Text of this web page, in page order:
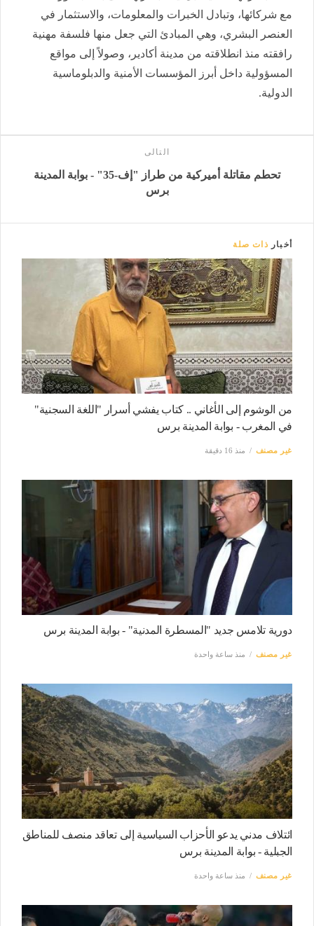
مع شركائها، وتبادل الخبرات والمعلومات، والاستثمار في
العنصر البشري، وهي المبادئ التي جعل منها فلسفة مهنية
رافقته منذ انطلاقته من مدينة أكادير، وصولاً إلى مواقع
المسؤولية داخل أبرز المؤسسات الأمنية والدبلوماسية
الدولية.
التالى
تحطم مقاتلة أميركية من طراز "إف-35" - بوابة المدينة
برس
أخبار ذات صلة
من الوشوم إلى الأغاني .. كتاب يفشي أسرار "اللغة السجنية"
في المغرب - بوابة المدينة برس
غير مصنف منذ 16 دقيقة
دورية تلامس جديد "المسطرة المدنية" - بوابة المدينة برس
غير مصنف منذ ساعة واحدة
ائتلاف مدني يدعو الأحزاب السياسية إلى تعاقد منصف للمناطق
الجبلية - بوابة المدينة برس
غير مصنف منذ ساعة واحدة